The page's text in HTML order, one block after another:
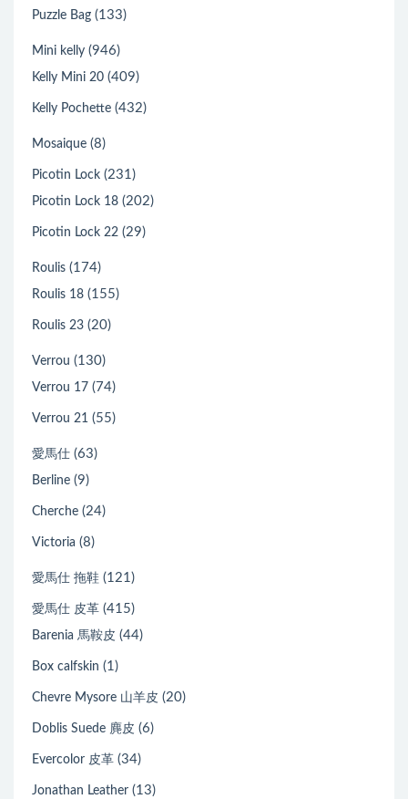
Puzzle Bag (133)
Mini kelly (946)
Kelly Mini 20 (409)
Kelly Pochette (432)
Mosaique (8)
Picotin Lock (231)
Picotin Lock 18 (202)
Picotin Lock 22 (29)
Roulis (174)
Roulis 18 (155)
Roulis 23 (20)
Verrou (130)
Verrou 17 (74)
Verrou 21 (55)
愛馬仕 (63)
Berline (9)
Cherche (24)
Victoria (8)
愛馬仕 拖鞋 (121)
愛馬仕 皮革 (415)
Barenia 馬鞍皮 (44)
Box calfskin (1)
Chevre Mysore 山羊皮 (20)
Doblis Suede 麂皮 (6)
Evercolor 皮革 (34)
Jonathan Leather (13)